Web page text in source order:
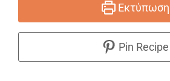
Εκτύπωση
Pin Recipe